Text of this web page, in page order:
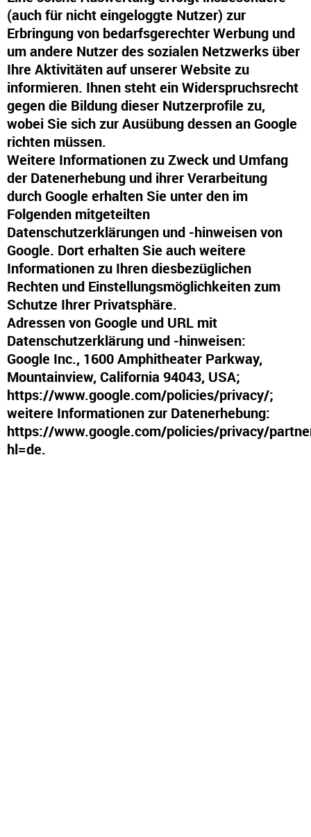
(auch für nicht eingeloggte Nutzer) zur
Erbringung von bedarfsgerechter Werbung und
um andere Nutzer des sozialen Netzwerks über
Ihre Aktivitäten auf unserer Website zu
informieren. Ihnen steht ein Widerspruchsrecht
gegen die Bildung dieser Nutzerprofile zu,
wobei Sie sich zur Ausübung dessen an Google
richten müssen.
Weitere Informationen zu Zweck und Umfang
der Datenerhebung und ihrer Verarbeitung
durch Google erhalten Sie unter den im
Folgenden mitgeteilten
Datenschutzerklärungen und -hinweisen von
Google. Dort erhalten Sie auch weitere
Informationen zu Ihren diesbezüglichen
Rechten und Einstellungsmöglichkeiten zum
Schutze Ihrer Privatsphäre.
Adressen von Google und URL mit
Datenschutzerklärung und -hinweisen:
Google Inc., 1600 Amphitheater Parkway,
Mountainview, California 94043, USA;
https://www.google.com/policies/privacy/;
weitere Informationen zur Datenerhebung:
https://www.google.com/policies/privacy/
hl=de.